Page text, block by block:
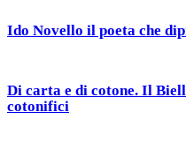
Ido Novello il poeta che
Di carta e di cotone. Il
cotonifici